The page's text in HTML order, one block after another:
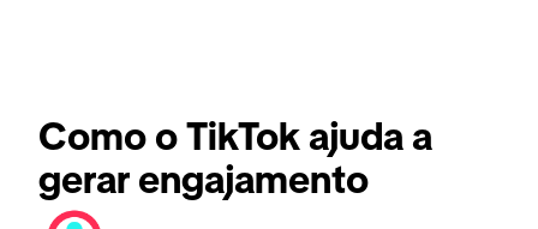
Como o TikTok ajuda a
gerar engajamento